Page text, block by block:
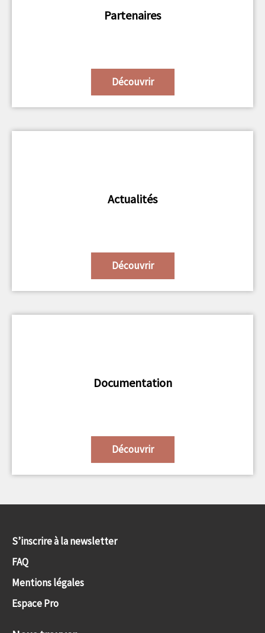
Partenaires
Découvrir
Actualités
Découvrir
Documentation
Découvrir
S’inscrire à la newsletter
FAQ
Mentions légales
Espace Pro